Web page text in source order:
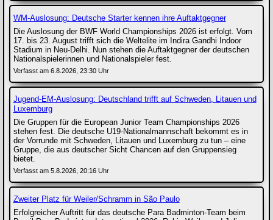
WM-Auslosung: Deutsche Starter kennen ihre Auftaktgegner
Die Auslosung der BWF World Championships 2026 ist erfolgt. Vom
17. bis 23. August trifft sich die Weltelite im Indira Gandhi Indoor
Stadium in Neu-Delhi. Nun stehen die Auftaktgegner der deutschen
Nationalspielerinnen und Nationalspieler fest.
Verfasst am 6.8.2026, 23:30 Uhr
Jugend-EM-Auslosung: Deutschland trifft auf Schweden, Litauen und
Luxemburg
Die Gruppen für die European Junior Team Championships 2026
stehen fest. Die deutsche U19-Nationalmannschaft bekommt es in
der Vorrunde mit Schweden, Litauen und Luxemburg zu tun – eine
Gruppe, die aus deutscher Sicht Chancen auf den Gruppensieg
bietet.
Verfasst am 5.8.2026, 20:16 Uhr
Zweiter Platz für Weiler/Schramm in São Paulo
Erfolgreicher Auftritt für das deutsche Para Badminton-Team beim